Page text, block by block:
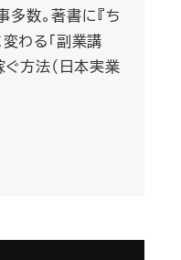
数。著書に『ち
わる「副業講
方法（日本実業